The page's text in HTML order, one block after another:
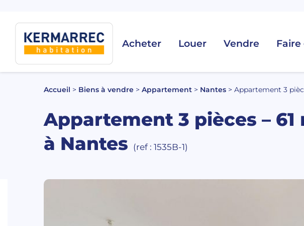
Acheter Louer Vendre
Accueil > Biens à vendre > Appartement > Nantes > Appartement 3
Appartement 3 pièces – 61
à Nantes (ref : 1535B-1)